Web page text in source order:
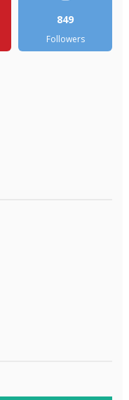
849
Followers